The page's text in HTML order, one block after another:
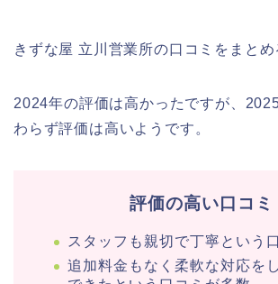
きずな屋 立川営業所の口コミをまとめ
2024年の評価は高かったですが、
わらず評価は高いようです。
評価の高い口コミ
スタッフも親切で丁寧という
追加料金もなく柔軟な対応を